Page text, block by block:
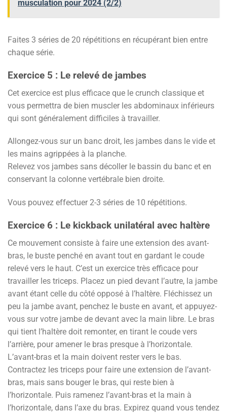
musculation pour 2024 (2/2)
Faites 3 séries de 20 répétitions en récupérant bien entre
chaque série.
Exercice 5 : Le relevé de jambes
Cet exercice est plus efficace que le crunch classique et
vous permettra de bien muscler les abdominaux inférieurs
qui sont généralement difficiles à travailler.
Allongez-vous sur un banc droit, les jambes dans le vide et
les mains agrippées à la planche.
Relevez vos jambes sans décoller le bassin du banc et en
conservant la colonne vertébrale bien droite.
Vous pouvez effectuer 2-3 séries de 10 répétitions.
Exercice 6 : Le kickback unilatéral avec haltère
Ce mouvement consiste à faire une extension des avant-
bras, le buste penché en avant tout en gardant le coude
relevé vers le haut. C’est un exercice très efficace pour
travailler les triceps. Placez un pied devant l’autre, la jambe
avant étant celle du côté opposé à l’haltère. Fléchissez un
peu la jambe avant, penchez le buste en avant, et appuyez-
vous sur votre jambe de devant avec la main libre. Le bras
qui tient l’haltère doit remonter, en tirant le coude vers
l’arrière, pour amener le bras presque à l’horizontale.
L’avant-bras et la main doivent rester vers le bas.
Contractez les triceps pour faire une extension de l’avant-
bras, mais sans bouger le bras, qui reste bien à
l’horizontale. Puis ramenez l’avant-bras et la main à
l’horizontale, dans l’axe du bras. Expirez quand vous tendez